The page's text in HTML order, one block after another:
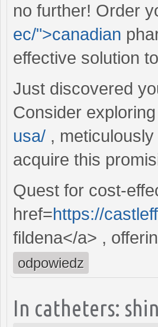
no further! Order
ec/">canadian
effective solution
Just discovered
Consider exploring
usa/ ,
acquire this
Quest for cost-
href=https://
fildena</a> ,
odpowiedz
In catheters: